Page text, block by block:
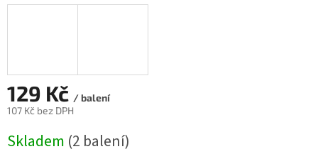
129 Kč / balení
107 Kč bez DPH
cena:
Skladem (2 balení)